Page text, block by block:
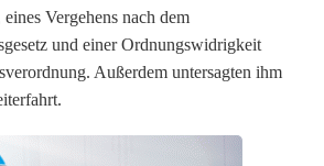
Vergehens nach dem
und einer Ordnungswidrigkeit
Außerdem untersagten ihm